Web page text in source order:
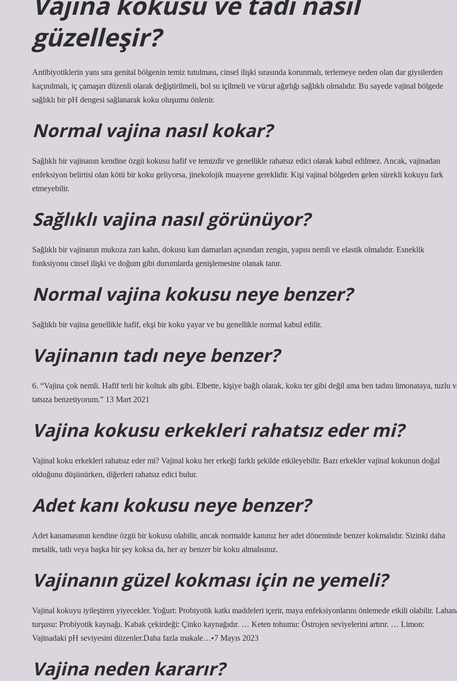
güzelleşir?
Antibiyotiklerin yanı sıra genital bölgenin temiz tutulması, cinsel ilişki sırasında korunmalı, terlemeye neden olan dar giysilerden
kaçınılmalı, iç çamaşırı düzenli olarak değiştirilmeli, bol su içilmeli ve vücut ağırlığı sağlıklı olmalıdır. Bu sayede vajinal bölgede
sağlıklı bir pH dengesi sağlanarak koku oluşumu önlenir.
Normal vajina nasıl kokar?
Sağlıklı bir vajinanın kendine özgü kokusu hafif ve temizdir ve genellikle rahatsız edici olarak kabul edilmez. Ancak, vajinadan
enfeksiyon belirtisi olan kötü bir koku geliyorsa, jinekolojik muayene gereklidir. Kişi vajinal bölgeden gelen sürekli kokuyu fark
etmeyebilir.
Sağlıklı vajina nasıl görünüyor?
Sağlıklı bir vajinanın mukoza zarı kalın, dokusu kan damarları açısından zengin, yapısı nemli ve elastik olmalıdır. Esneklik
fonksiyonu cinsel ilişki ve doğum gibi durumlarda genişlemesine olanak tanır.
Normal vajina kokusu neye benzer?
Sağlıklı bir vajina genellikle hafif, ekşi bir koku yayar ve bu genellikle normal kabul edilir.
Vajinanın tadı neye benzer?
6. “Vajina çok nemli. Hafif terli bir koltuk altı gibi. Elbette, kişiye bağlı olarak, koku ter gibi değil ama ben tadını limonataya, tuzlu
tatsıza benzetiyorum.” 13 Mart 2021
Vajina kokusu erkekleri rahatsız eder mi?
Vajinal koku erkekleri rahatsız eder mi? Vajinal koku her erkeği farklı şekilde etkileyebilir. Bazı erkekler vajinal kokunun doğal
olduğunu düşünürken, diğerleri rahatsız edici bulur.
Adet kanı kokusu neye benzer?
Adet kanamasının kendine özgü bir kokusu olabilir, ancak normalde kanınız her adet döneminde benzer kokmalıdır. Sizinki daha
metalik, tatlı veya başka bir şey koksa da, her ay benzer bir koku almalısınız.
Vajinanın güzel kokması için ne yemeli?
Vajinal kokuyu iyileştiren yiyecekler. Yoğurt: Probiyotik katkı maddeleri içerir, maya enfeksiyonlarını önlemede etkili olabilir.
turşusu: Probiyotik kaynağı. Kabak çekirdeği: Çinko kaynağıdır. … Keten tohumu: Östrojen seviyelerini artırır. … Limon:
Vajinadaki pH seviyesini düzenler.Daha fazla makale…•7 Mayıs 2023
Vajina neden kararır?